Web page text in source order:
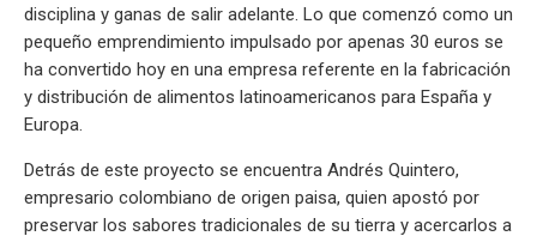
disciplina y ganas de salir adelante. Lo que comenzó como un
pequeño emprendimiento impulsado por apenas 30 euros se
ha convertido hoy en una empresa referente en la fabricación
y distribución de alimentos latinoamericanos para España y
Europa.
Detrás de este proyecto se encuentra Andrés Quintero,
empresario colombiano de origen paisa, quien apostó por
preservar los sabores tradicionales de su tierra y acercarlos a